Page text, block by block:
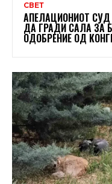
СВЕТ
АПЕЛАЦИОНИОТ
ДА ГРАДИ САЛА ЗА
ОДОБРЕНИЕ ОД